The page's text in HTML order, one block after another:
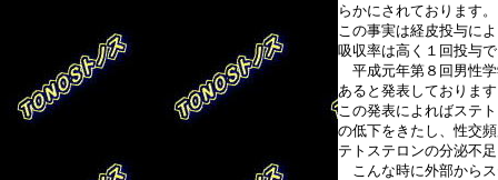
らかにされております。
この事実は経皮投与に
吸収率は高く１回投与
平成元年第８回男性学
あると発表しておりま
この発表によればステ
の低下をきたし、性交
テトステロンの分泌不
こんな時に外部からス